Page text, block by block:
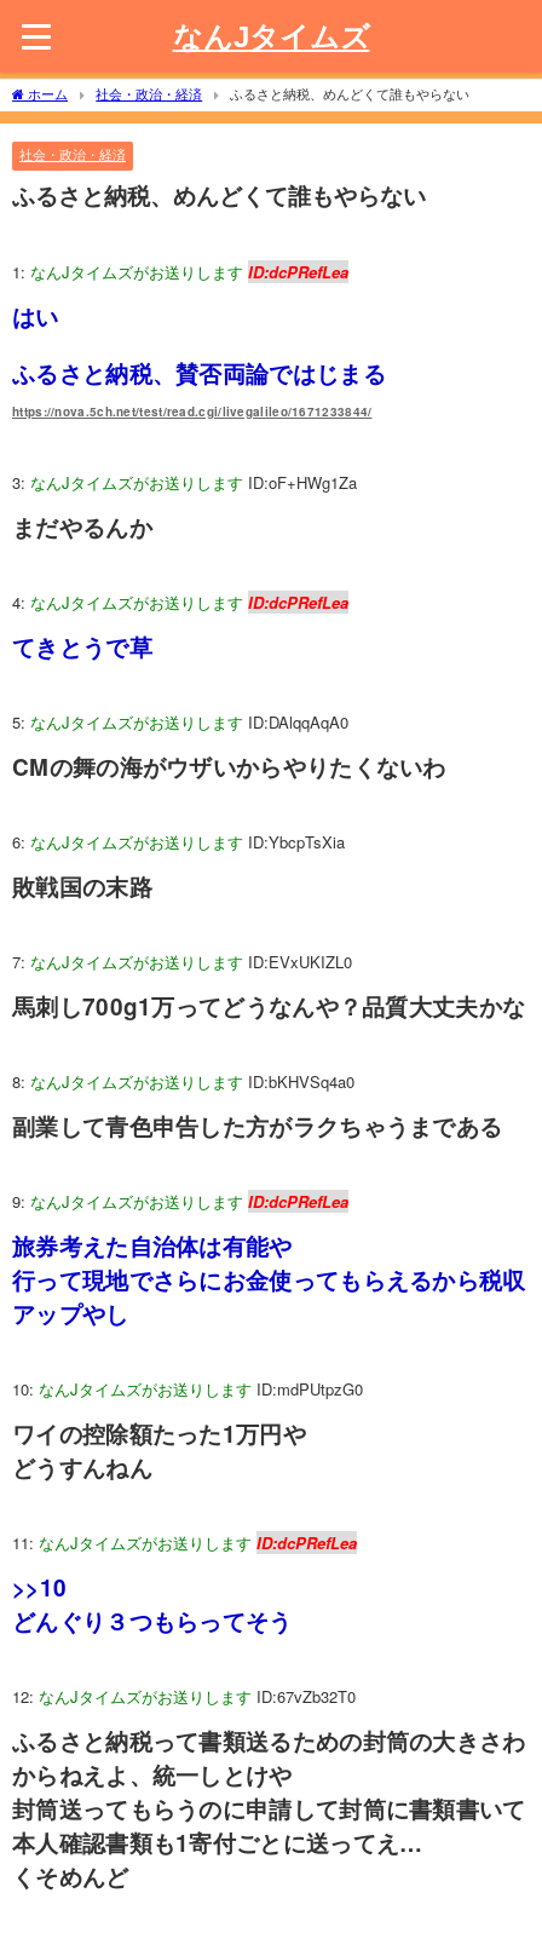
なんJタイムズ
ホーム 社会・政治・経済 ふるさと納税、めんどくて誰もやらない
社会・政治・経済
ふるさと納税、めんどくて誰もやらない
1: なんJタイムズがお送りします ID:dcPRefLea
はい
ふるさと納税、賛否両論ではじまる
https://nova.5ch.net/test/read.cgi/livegalileo/1671233844/
3: なんJタイムズがお送りします ID:oF+HWg1Za
まだやるんか
4: なんJタイムズがお送りします ID:dcPRefLea
てきとうで草
5: なんJタイムズがお送りします ID:DAlqqAqA0
CMの舞の海がウザいからやりたくないわ
6: なんJタイムズがお送りします ID:YbcpTsXia
敗戦国の末路
7: なんJタイムズがお送りします ID:EVxUKIZL0
馬刺し700g1万ってどうなんや？品質大丈夫かな
8: なんJタイムズがお送りします ID:bKHVSq4a0
副業して青色申告した方がラクちゃうまである
9: なんJタイムズがお送りします ID:dcPRefLea
旅券考えた自治体は有能や
行って現地でさらにお金使ってもらえるから税収
アップやし
10: なんJタイムズがお送りします ID:mdPUtpzG0
ワイの控除額たった1万円や
どうすんねん
11: なんJタイムズがお送りします ID:dcPRefLea
>>10
どんぐり３つもらってそう
12: なんJタイムズがお送りします ID:67vZb32T0
ふるさと納税って書類送るための封筒の大きさわ
からねえよ、統一しとけや
封筒送ってもらうのに申請して封筒に書類書いて
本人確認書類も1寄付ごとに送ってえ…
くそめんど